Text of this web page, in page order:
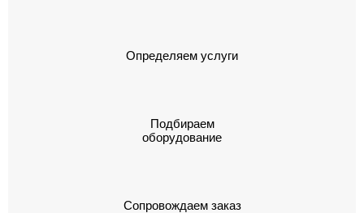
Определяем услуги
Подбираем
оборудование
Сопровождаем заказ